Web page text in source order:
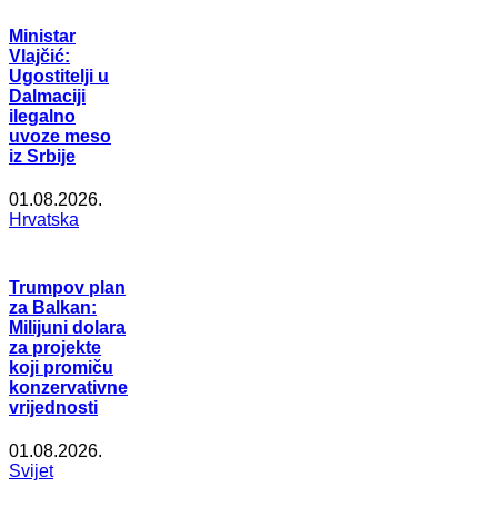
Ministar
Vlajčić:
Ugostitelji u
Dalmaciji
ilegalno
uvoze meso
iz Srbije
01.08.2026.
Hrvatska
Trumpov plan
za Balkan:
Milijuni dolara
za projekte
koji promiču
konzervativne
vrijednosti
01.08.2026.
Svijet